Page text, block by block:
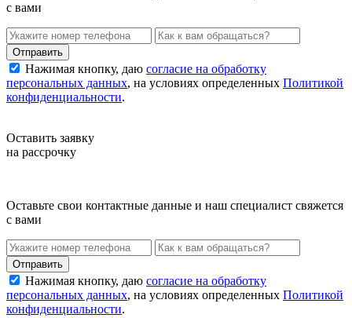
с вами
Нажимая кнопку, даю согласие на обработку
персональных данных, на условиях определенных Политикой
конфиденциальности.
Оставить заявку
на рассрочку
Оставьте свои контактные данные и наш специалист свяжется
с вами
Нажимая кнопку, даю согласие на обработку
персональных данных, на условиях определенных Политикой
конфиденциальности.